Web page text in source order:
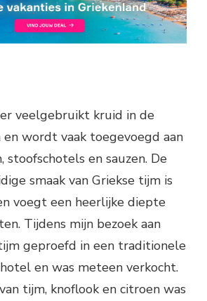
veelgebruikt kruid in de
en wordt vaak toegevoegd aan
stoofschotels en sauzen. De
smaak van Griekse tijm is
voegt een heerlijke diepte
Tijdens mijn bezoek aan
geproefd in een traditionele
en was meteen verkocht.
tijm, knoflook en citroen was